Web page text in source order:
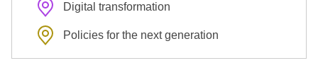
Digital transformation
Policies for the next generation